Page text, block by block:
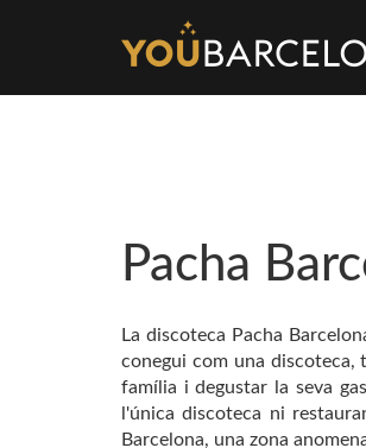
Pacha
La discoteca Pacha
conegui com una discoteca,
família i degustar la seva
l'única discoteca ni
Barcelona, una zona